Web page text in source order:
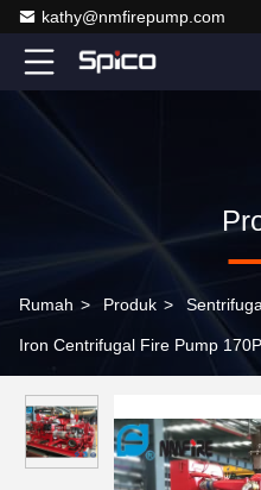
kathy@nmfirepump.com
Rumah > Produk >
Iron Centrifugal Fire Pump